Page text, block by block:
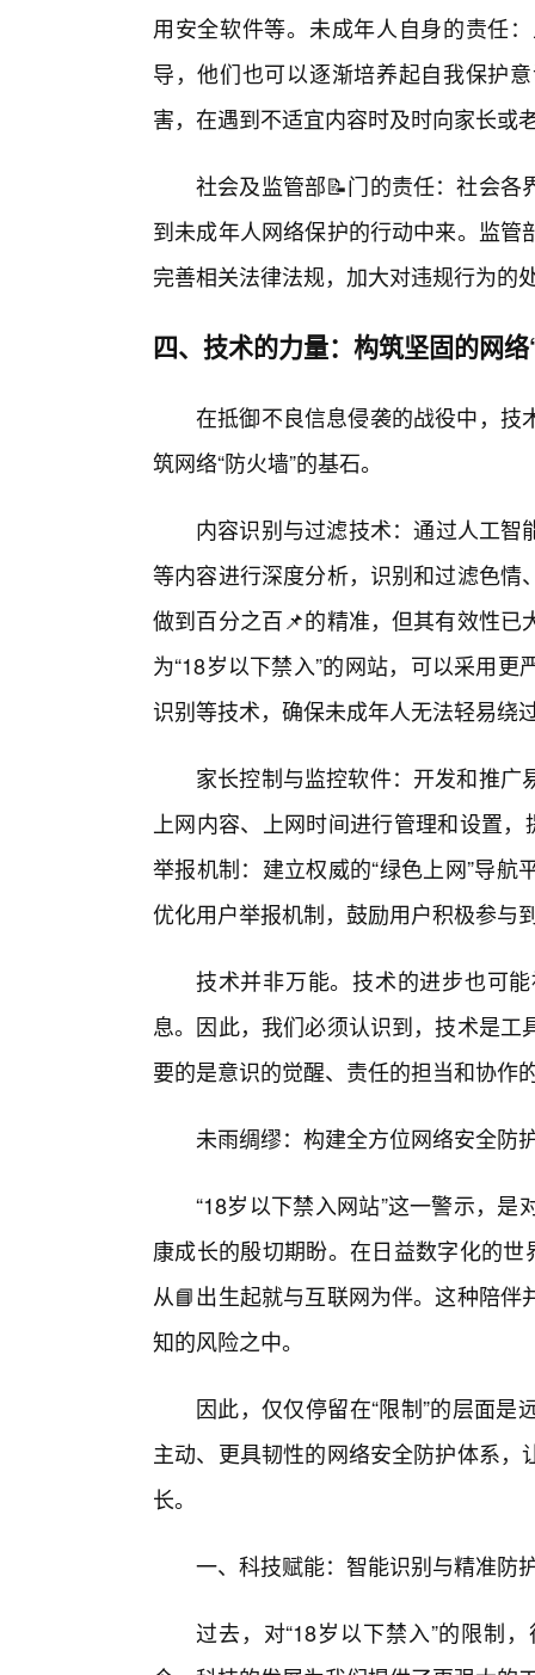
用安全软件等。未成年人自身的责任
导，他们也可以逐渐培养起自我保护
害，在遇到不适宜内容时及时向家长或
社会及监管部📝门的责任：社会各
到未成年人网络保护的行动中来。监
完善相关法律法规，加大对违规行为的
四、技术的力量：构筑坚固的网
在抵御不良信息侵袭的战役中，技
筑网络“防火墙”的基石。
内容识别与过滤技术：通过人工
等内容进行深度分析，识别和过滤色
做到百分之百📌的精准，但其有效性
为“18岁以下禁入”的网站，可以采用
识别等技术，确保未成年人无法轻易绕
家长控制与监控软件：开发和推
上网内容、上网时间进行管理和设置
举报机制：建立权威的“绿色上网”导
优化用户举报机制，鼓励用户积极参与
技术并非万能。技术的进步也可
息。因此，我们必须认识到，技术是
要的是意识的觉醒、责任的担当和协作
未雨绸缪：构建全方位网络安全防
“18岁以下禁入网站”这一警示，
康成长的殷切期盼。在日益数字化的
从📘出生起就与互联网为伴。这种陪
知的风险之中。
因此，仅仅停留在“限制”的层面
主动、更具韧性的网络安全防护体系
长。
一、科技赋能：智能识别与精准防
过去，对“18岁以下禁入”的限制